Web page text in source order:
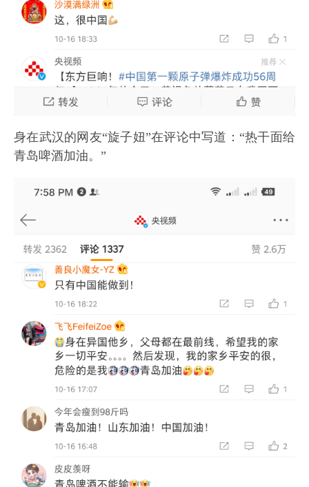
身在武汉的网友“旋子妞”在评论中写道：“热干面给
青岛啤酒加油。”